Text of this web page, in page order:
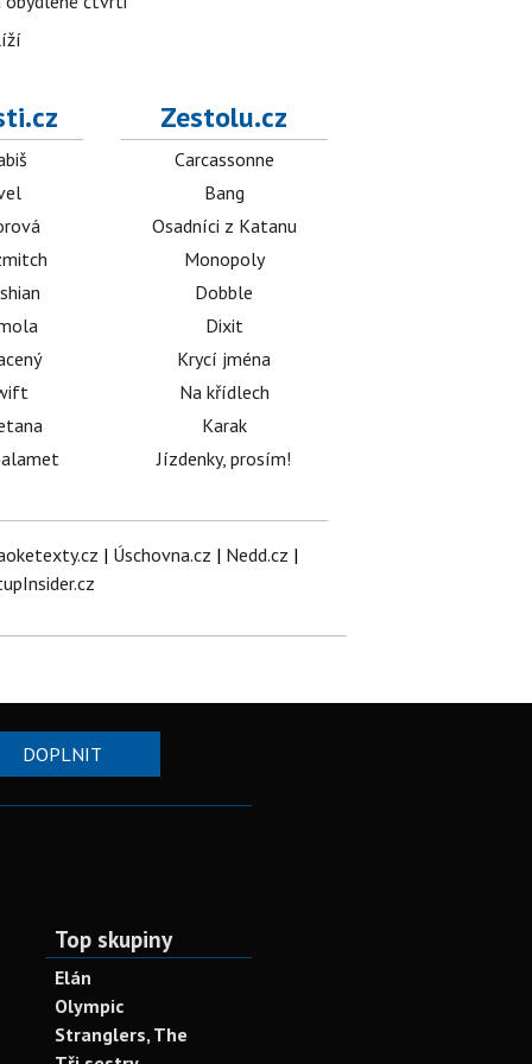
Zestolu.cz
Carcassonne
Bang
Osadníci z Katanu
Monopoly
Dobble
Dixit
Krycí jména
Na křídlech
Karak
Jízdenky, prosím!
| Úschovna.cz | Nedd.cz |
DOPLNIT
Top skupiny
Elán
Olympic
Stranglers, The